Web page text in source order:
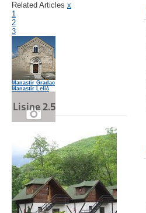
Related Articles x
1
2
3
Manastir Gradac
Manastir Lelić
Manastir Kalenić
Lisine 2.5